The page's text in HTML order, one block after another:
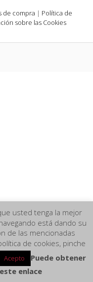
de compra | Política de
sobre las Cookies
usted tenga la mejor
está dando su
de las mencionadas
de cookies, pinche
Acepto
Puede obtener
enlace